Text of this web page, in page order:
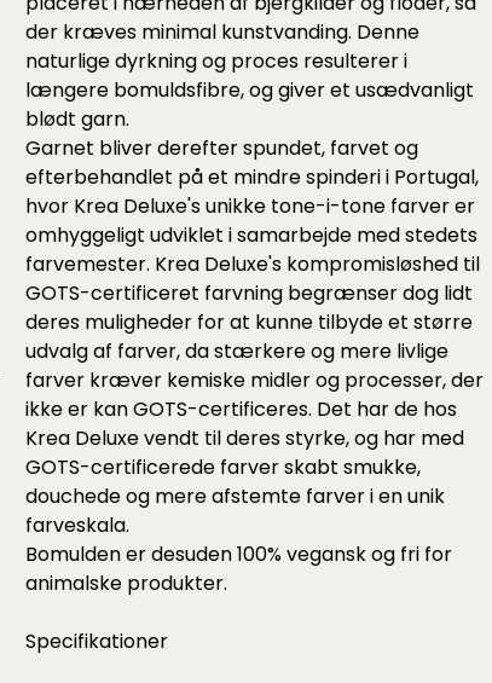
der kræves minimal kunstvanding. Denne
naturlige dyrkning og proces resulterer i
længere bomuldsfibre, og giver et usædvanligt
blødt garn.
Garnet bliver derefter spundet, farvet og
efterbehandlet på et mindre spinderi i Portugal,
hvor Krea Deluxe's unikke tone-i-tone farver er
omhyggeligt udviklet i samarbejde med stedets
farvemester. Krea Deluxe's kompromisløshed til
GOTS-certificeret farvning begrænser dog lidt
deres muligheder for at kunne tilbyde et større
udvalg af farver, da stærkere og mere livlige
farver kræver kemiske midler og processer, der
ikke er kan GOTS-certificeres. Det har de hos
Krea Deluxe vendt til deres styrke, og har med
GOTS-certificerede farver skabt smukke,
douchede og mere afstemte farver i en unik
farveskala.
Bomulden er desuden 100% vegansk og fri for
animalske produkter.
Specifikationer